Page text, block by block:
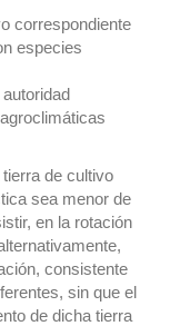
correspondiente
especies
de cultivo
sea menor de
en la rotación
consistente
sin que el
de dicha tierra